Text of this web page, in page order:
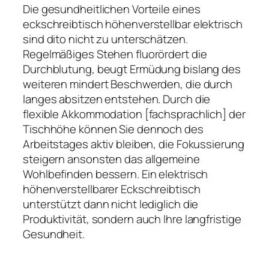
Die gesundheitlichen Vorteile eines
eckschreibtisch höhenverstellbar elektrisch
sind dito nicht zu unterschätzen.
Regelmäßiges Stehen fluorördert die
Durchblutung, beugt Ermüdung bislang des
weiteren mindert Beschwerden, die durch
langes absitzen entstehen. Durch die
flexible Akkommodation [fachsprachlich] der
Tischhöhe können Sie dennoch des
Arbeitstages aktiv bleiben, die Fokussierung
steigern ansonsten das allgemeine
Wohlbefinden bessern. Ein elektrisch
höhenverstellbarer Eckschreibtisch
unterstützt dann nicht lediglich die
Produktivität, sondern auch Ihre langfristige
Gesundheit.